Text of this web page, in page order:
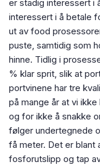
er stadig interessert i
interessert i å betale
ut av food
puste, samtidig som
hinne. Tidlig i
% klar sprit, slik at
portvinene har tre
på mange år at vi
og for ikke å snakke
følger undertegnede
få meter. Det er blant
fosforutslipp og tap